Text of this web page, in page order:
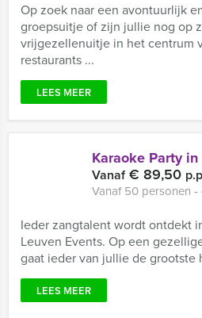
Op zoek naar een avontuurlijk
groepsuitje of zijn jullie nog op
vrijgezellenuitje in het centrum
restaurants ...
LEES MEER
Karaoke Party
Vanaf€ 89,50
Vanaf 50 personen ‐
Ieder zangtalent wordt ontdekt
Leuven Events. Op een
gaat ieder van jullie de grootste
LEES MEER